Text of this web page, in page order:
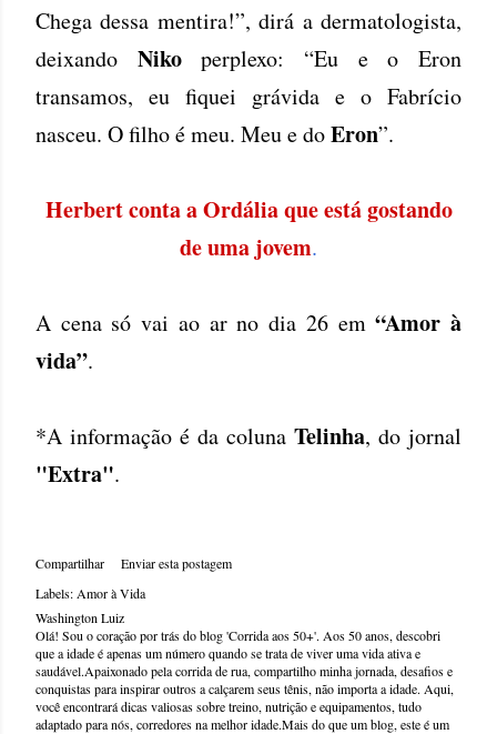
Chega dessa mentira!”, dirá a dermatologista,
deixando Nikoperplexo: “Eu e o Eron
transamos, eu fiquei grávida e o Fabrício
nasceu. O filho é meu. Meu e doEron”.
Herbert conta a Ordália que está gostando
de uma jovem.
A cena só vai ao ar no dia 26 em“Amor à
vida”.
*A informação é da coluna Telinha, do jornal
"Extra".
Compartilhar
Enviar esta postagem
Labels: Amor à Vida
Washington Luiz
Olá! Sou o coração por trás do blog 'Corrida aos 50+'. Aos 50 anos, descobri
que a idade é apenas um número quando se trata de viver uma vida ativa e
saudável.Apaixonado pela corrida de rua, compartilho minha jornada, desafios e
conquistas para inspirar outros a calçarem seus tênis, não importa a idade. Aqui,
você encontrará dicas valiosas sobre treino, nutrição e equipamentos, tudo
adaptado para nós, corredores na melhor idade.Mais do que um blog, este é um